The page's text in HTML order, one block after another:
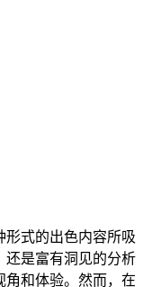
形式的出色内容所吸
还是富有洞见的分析
角和体验。然而，在